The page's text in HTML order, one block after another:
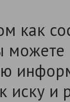
как
иску и